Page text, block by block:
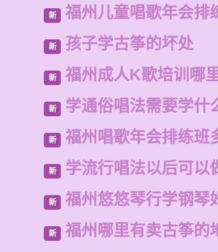
新 福州儿童唱歌年会排
新 孩子学古筝的坏处
新 福州成人K歌培训哪
新 学通俗唱法需要学什
新 福州唱歌年会排练班
新 学流行唱法以后可以
新 福州悠悠琴行学钢琴
新 福州哪里有卖古筝的